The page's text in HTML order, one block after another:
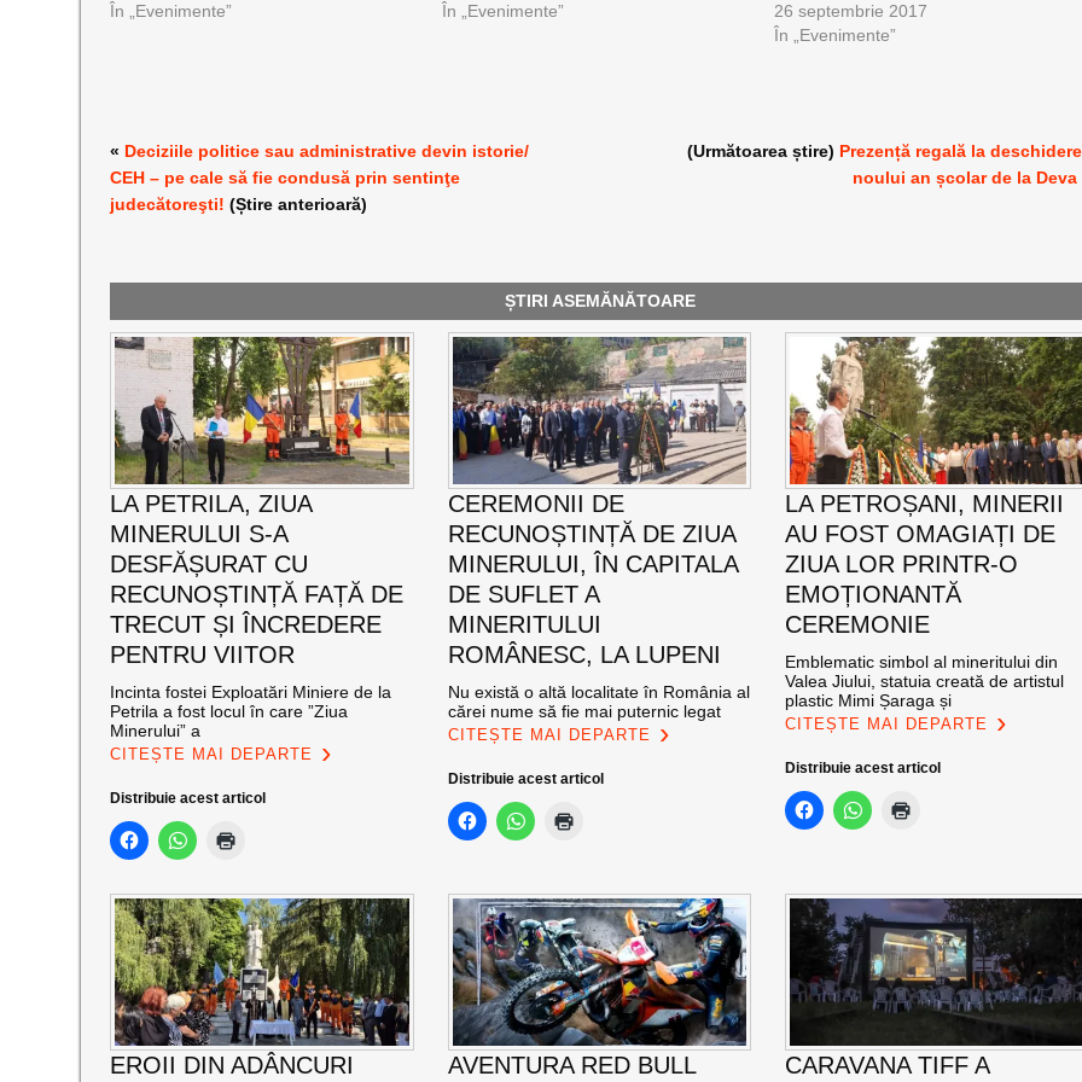
În „Evenimente” În „Evenimente”
26 septembrie 2017
În „Evenimente”
« Deciziile politice sau administrative devin istorie/
CEH – pe cale să fie condusă prin sentinţe
judecătoreşti! (Știre anterioară)
(Următoarea știre) Prezență regală la
noului an școlar de la Deva
ȘTIRI ASEMĂNĂTOARE
LA PETRILA, ZIUA
MINERULUI S-A
DESFĂȘURAT CU
RECUNOȘTINȚĂ FAȚĂ DE
TRECUT ȘI ÎNCREDERE
PENTRU VIITOR
Incinta fostei Exploatări Miniere de la
Petrila a fost locul în care ”Ziua
Minerului” a
CITEȘTE MAI DEPARTE
Distribuie acest articol
CEREMONII DE
RECUNOȘTINȚĂ DE ZIUA
MINERULUI, ÎN CAPITALA
DE SUFLET A
MINERITULUI
ROMÂNESC, LA LUPENI
Nu există o altă localitate în România al
cărei nume să fie mai puternic legat
CITEȘTE MAI DEPARTE
Distribuie acest articol
LA PETROȘANI, MINERII
AU FOST OMAGIAȚI DE
ZIUA LOR PRINTR-O
EMOȚIONANTĂ
CEREMONIE
Emblematic simbol al mineritului din
Valea Jiului, statuia creată de artistul
plastic Mimi Șaraga și
CITEȘTE MAI DEPARTE
Distribuie acest articol
EROII DIN ADÂNCURI
AVENTURA RED BULL
CARAVANA TIFF A